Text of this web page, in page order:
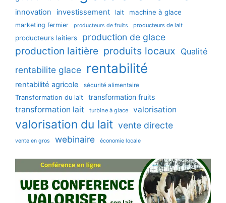
innovation investissement lait machine à glace
marketing fermier producteurs de fruits producteurs de lait
producteurs laitiers production de glace
production laitière produits locaux Qualité
rentabilite glace rentabilité
rentabilité agricole sécurité alimentaire
Transformation du lait transformation fruits
transformation lait turbine à glace valorisation
valorisation du lait vente directe
vente en gros webinaire économie locale